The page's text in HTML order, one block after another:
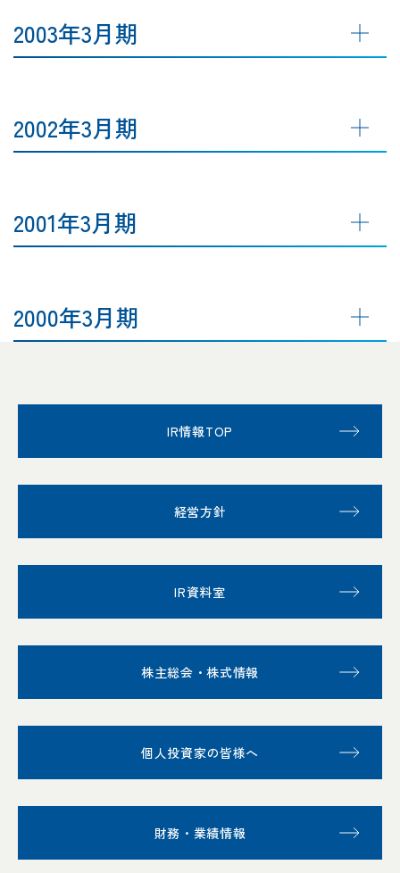
2003年3月期
2002年3月期
2001年3月期
2000年3月期
IR情報TOP
経営方針
IR資料室
株主総会・株式情報
個人投資家の皆様へ
財務・業績情報